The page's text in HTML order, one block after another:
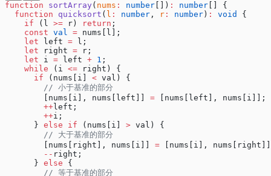
function sortArray( nums : number []) : number [] {
  function
quicksort ( l : number , r : number ) : void
{
    if
(l >= r) return ;
    const
val = nums[l];
    let
left = l;
    let
right = r;
    let
i = left + 1 ;
    while
(i <= right) {
      if
(nums[i] < val) {
        // 小于基准的部分
        [nums[i], nums[left]]
= [nums[left], nums[i]];
        ++
left;
        ++
i;
      }
else if (nums[i] > val) {
        // 大于基准的部分
        [nums[right], nums[i]]
= [nums[i],
        --
right;
      }
else {
        // 等于基准的部分